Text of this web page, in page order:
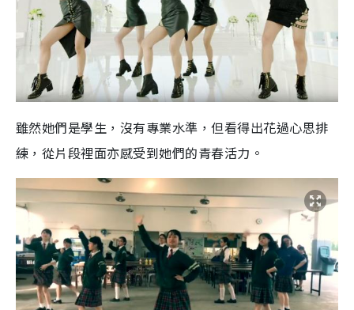
雖然她們是學生，沒有專業水準，但看得出花過心思排
練，從片段裡面亦感受到她們的青春活力。